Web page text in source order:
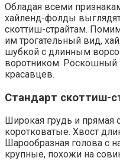
Обладая всеми
хайленд-фолды
скоттиш-страйтам.
им трогательный вид,
шубкой с длинным
воротником. Роскошный
красавцев.
Стандарт скоттиш-
Широкая грудь и прямая
коротковатые. Хвост
Шарообразная голова с
крупные, похожи на